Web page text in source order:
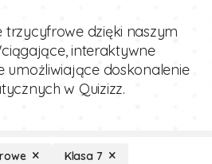
dzięki naszym
interaktywne
umożliwiające doskonalenie
w Quizizz.
Klasa 7